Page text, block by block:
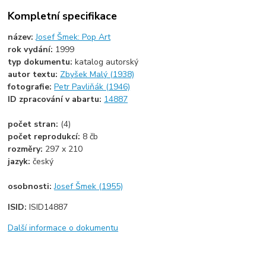
Kompletní specifikace
název:Josef Šmek: Pop Art
rok vydání: 1999
typ dokumentu:katalog autorský
autor textu: Zbyšek Malý (1938)
fotografie:Petr Pavliňák (1946)
ID zpracování v abartu: 14887
počet stran: (4)
počet reprodukcí: 8 čb
rozměry: 297 x 210
jazyk:český
osobnosti:Josef Šmek (1955)
ISID:ISID14887
Další informace o dokumentu